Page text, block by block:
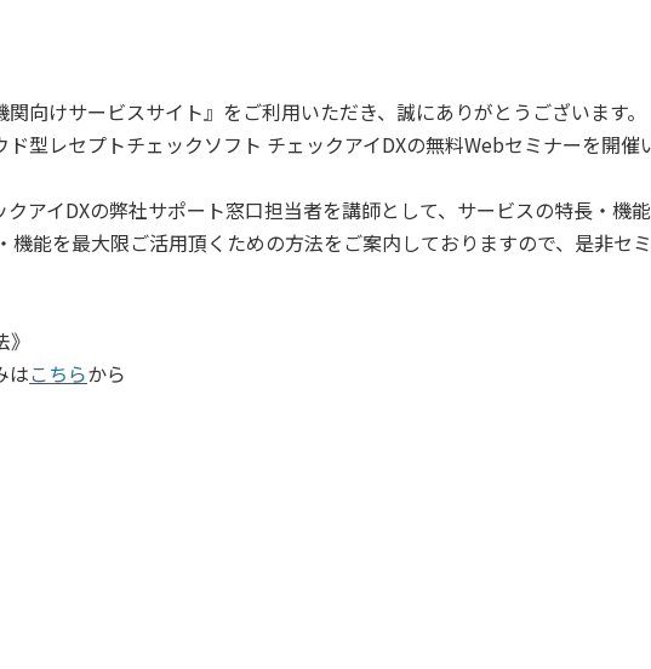
向けサービスサイト』をご利用いただき、誠にありがとうございます。
型レセプトチェックソフト チェックアイDXの無料Webセミナーを開催
アイDXの弊社サポート窓口担当者を講師として、サービスの特長・機
機能を最大限ご活用頂くための方法をご案内しておりますので、是非セ
はこちらから